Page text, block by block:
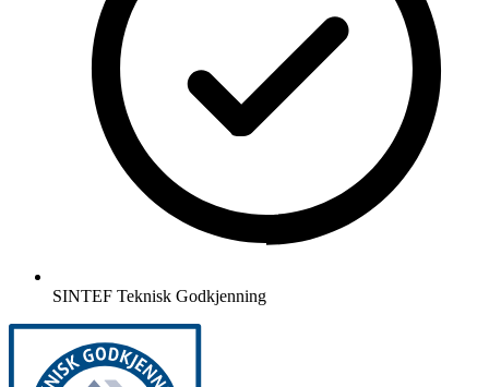
SINTEF Teknisk Godkjenning